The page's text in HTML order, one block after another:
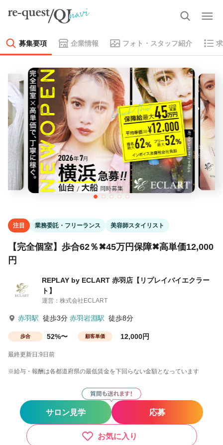
募集要項 企業情報 フォト・スタッフ紹介
注目 業務委託・フリーランス 美容師スタイリスト
【完全個室】歩合62％✖45万円保障✖高単価12,000
円
REPLAY by ECLART 赤羽店【リプレイバイエクラー
ト】
運営：株式会社ECLART
赤羽駅 徒歩3分 赤羽岩淵駅 徒歩8分
歩合 52%〜 顧客単価 12,000円
最終更新日:9日前
※給与・報酬は各都道府県の最低賃金を下回らない金額となっています
サロン見学 応募
お気に入り